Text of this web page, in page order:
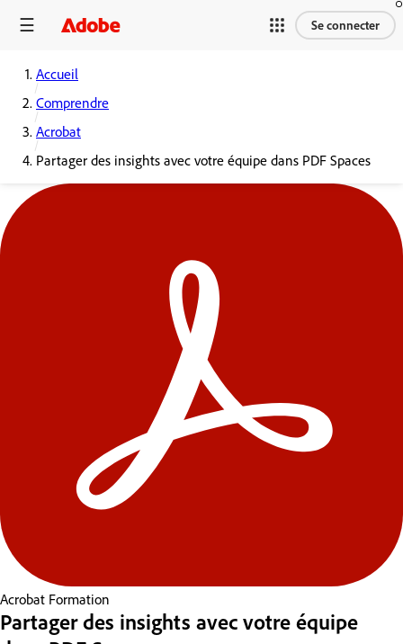
Se connecter
Accueil
Comprendre
Acrobat
Partager des insights avec votre équipe dans PDF Spaces
Acrobat Formation
Partager des insights avec votre équipe